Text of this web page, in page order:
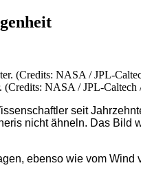
(Credits: NASA / JPL-
seit
nicht ähneln. Das Bild
ebenso wie vom